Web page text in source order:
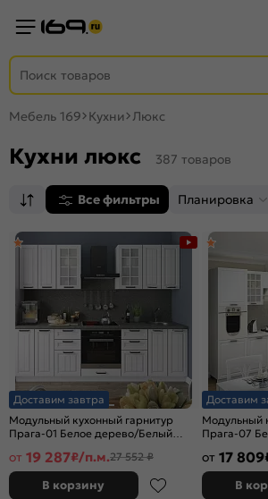
Мебель 169 Кухни Люкс
Кухни люкс 387 товаров
Все фильтры Планировка
Доставим завтра
Модульный кухонный гарнитур
Прага-01 Белое дерево/Белый
от 19 287₽/п.м.27 552 ₽
В корзину
Доставим
Модульный
Прага-07
от 17 809
В